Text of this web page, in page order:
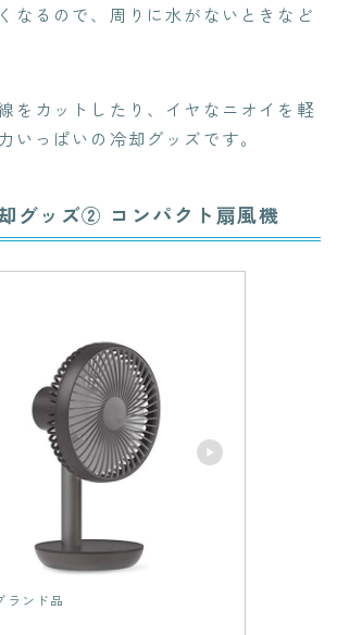
なるので、周りに水がないときなど
をカットしたり、イヤなニオイを軽
いっぱいの冷却グッズです。
グッズ② コンパクト扇風機
ランド品